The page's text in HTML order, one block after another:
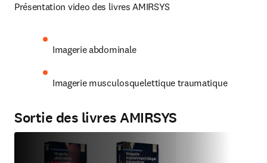
Présentation video des livres AMIRSYS
Imagerie abdominale
Imagerie musculosquelettique traumatique
Sortie des livres AMIRSYS